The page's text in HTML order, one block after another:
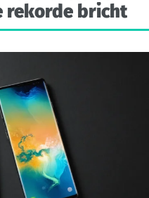
rekorde bricht